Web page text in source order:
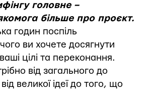
головне –
більше про проєкт.
годин поспіль
ви хочете досягнути
цілі та переконання.
від загального до
великої ідеї до того, що